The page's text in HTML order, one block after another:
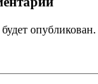
опубликован.